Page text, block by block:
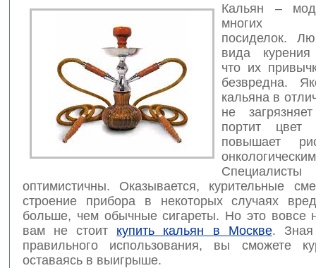
Кальян –
многих
посиделок.
вида курения
что их
безвредна.
кальяна в
не
портит
повышает
оптимистичны. Оказывается, курительные
строение прибора в некоторых случаях
больше, чем обычные сигареты. Но это вовсе
вам не стоит купить кальян в Москве. Зная
правильного использования, вы сможете
оставаясь в выигрыше.